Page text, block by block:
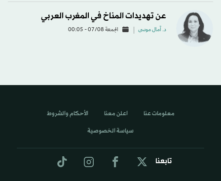
عن تهديدات المناخ في المغرب العربي
د. آمال موسى الجمعة 07/08 - 00:05
تابعنا
معلومات عنا اعلن معنا الأحكام والشروط
سياسة الخصوصية